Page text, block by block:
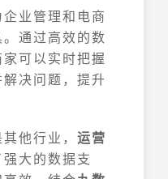
业管理和电商
通过高效的数
可以实时把握
决问题，提升
他行业， 运营
大的数据支